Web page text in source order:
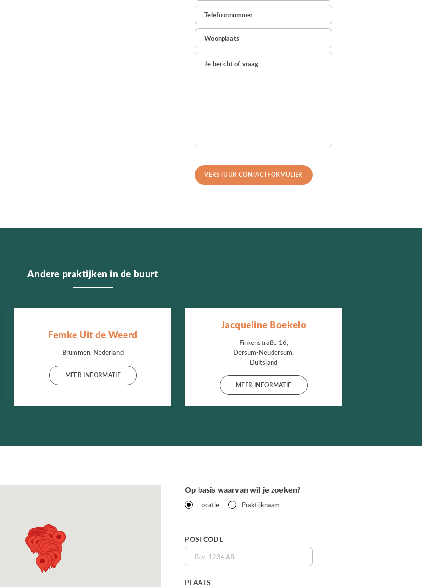
Andere praktijken in de buurt
Femke Uit de Weerd
Brummen, Nederland
MEER INFORMATIE
Jacqueline Boekelo
Finkenstraße 16,
Dersum-Neudersum,
Duitsland
MEER INFORMATIE
Op basis waarvan wil je zoeken?
Locatie Praktijknaam
POSTCODE
PLAATS